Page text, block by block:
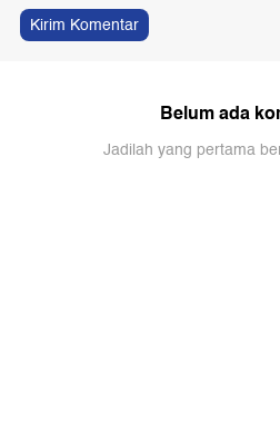
Kirim Komentar
Belum ada
Jadilah yang pertama